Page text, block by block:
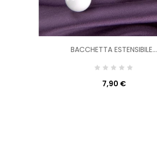
BACCHETTA ESTENSIBILE...
7,90 €